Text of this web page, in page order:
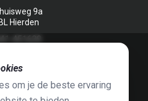
9a
Hierden
om je de beste ervaring